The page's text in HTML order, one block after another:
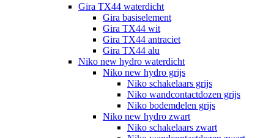
Gira TX44 waterdicht
Gira basiselement
Gira TX44 wit
Gira TX44 antraciet
Gira TX44 alu
Niko new hydro waterdicht
Niko new hydro grijs
Niko schakelaars grijs
Niko wandcontactdozen grijs
Niko bodemdelen grijs
Niko new hydro zwart
Niko schakelaars zwart